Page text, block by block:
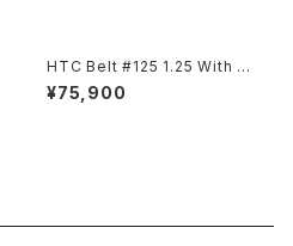
HTC Belt #125 1.25 With En
d
¥75,900